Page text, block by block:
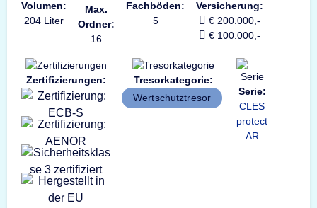
Volumen:
204 Liter
Max.
Ordner:
16
Fachböden:
5
Versicherung:
€ 200.000,-
€ 100.000,-
Zertifizierungen:
Tresorkategorie:
Wertschutztresor
Serie:
CLES
protect
AR